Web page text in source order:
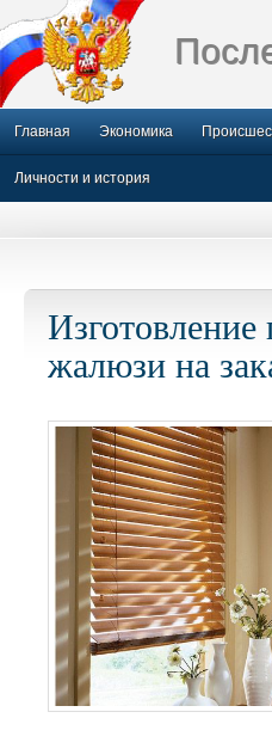
Главная Экономика
Личности и история
жалюзи на